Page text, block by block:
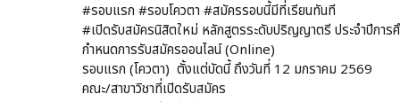
#รอบแรก #รอบโควตา #สมัครรอบนี้มีที่เรียนทันที
#เปิดรับสมัครนิสิตใหม่ หลักสูตรระดับปริญญาตรี ประจำปีกา
กำหนดการรับสมัครออนไลน์ (Online)
รอบแรก (โควตา) ตั้งแต่บัดนี้ ถึงวันที่ 12 มกราคม 2569
คณะ/สาขาวิชาที่เปิดรับสมัคร